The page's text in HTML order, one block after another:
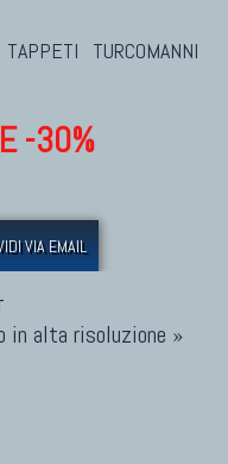
TAPPETI TURCOMANNI
-30%
in alta risoluzione »